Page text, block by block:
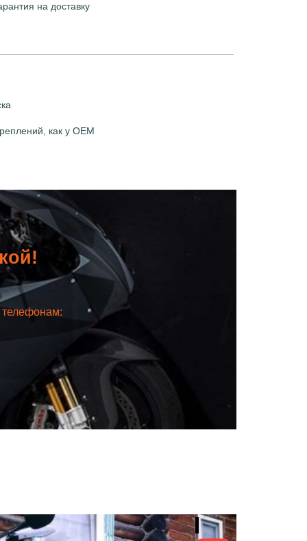
на доставку
как у OEM
телефонам: